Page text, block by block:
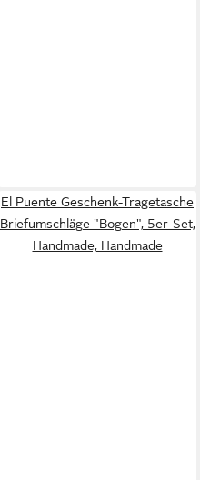
El Puente Geschenk-Tragetasche
Briefumschläge "Bogen", 5er-Set,
Handmade, Handmade